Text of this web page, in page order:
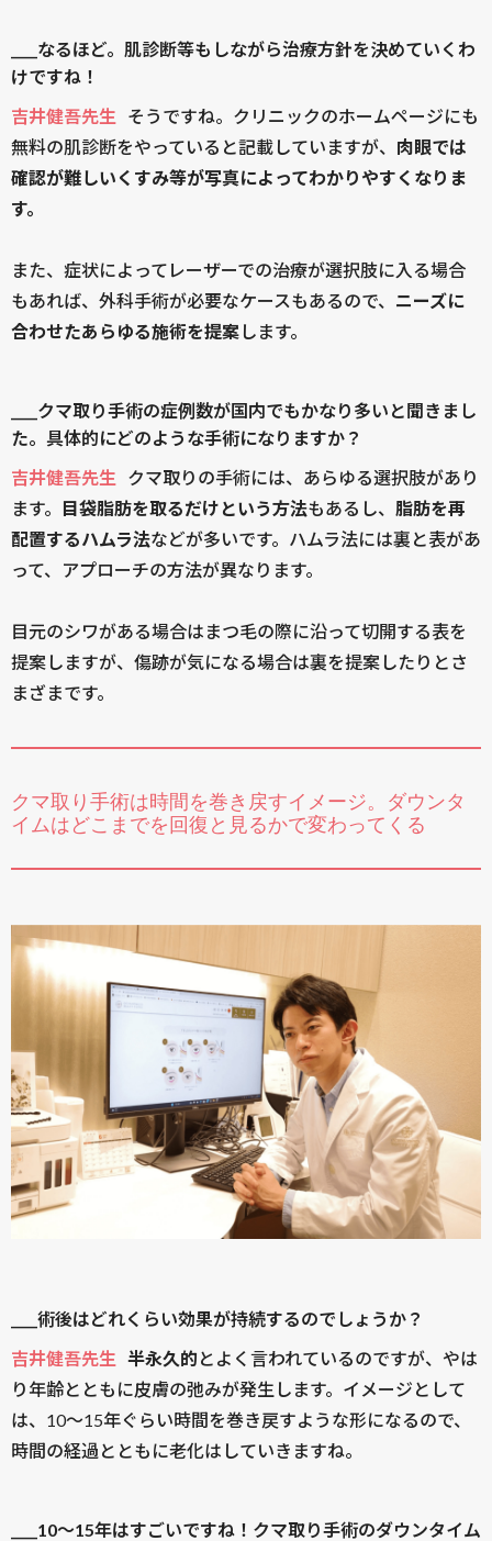
____なるほど。肌診断等もしながら治療方針を決めていくわ
けですね！
吉井健吾先生
そうですね。クリニックのホームページにも
無料の肌診断をやっていると記載していますが、 肉眼では
確認が難しいくすみ等が写真によってわかりやすくなりま
す。
また、症状によってレーザーでの治療が選択肢に入る場合
もあれば、外科手術が必要なケースもあるので、 ニーズに
合わせたあらゆる施術を提案 します。
____クマ取り手術の症例数が国内でもかなり多いと聞きまし
た。具体的にどのような手術になりますか？
吉井健吾先生
クマ取りの手術には、あらゆる選択肢があり
ます。
目袋脂肪を取るだけという方法もあるし、 脂肪を再
配置するハムラ法などが多いです。ハムラ法には裏と表があ
って、アプローチの方法が異なります。
目元のシワがある場合はまつ毛の際に沿って切開する表を
提案しますが、傷跡が気になる場合は裏を提案したりとさ
まざまです。
クマ取り手術は時間を巻き戻すイメージ。ダウンタ
イムはどこまでを回復と見るかで変わってくる
____術後はどれくらい効果が持続するのでしょうか？
吉井健吾先生 半永久的 とよく言われているのですが、やは
り年齢とともに皮膚の弛みが発生します。イメージとして
は、10〜15年ぐらい時間を巻き戻すような形になるので、
時間の経過とともに老化はしていきますね。
____10〜15年はすごいですね！クマ取り手術のダウンタイム